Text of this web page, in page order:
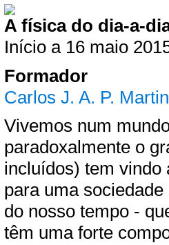
A física do dia-a-
Início a 16 maio
Formador
Carlos J. A. P.
Vivemos num
paradoxalmente o
incluídos) tem vindo
para uma
do nosso tempo -
têm uma forte